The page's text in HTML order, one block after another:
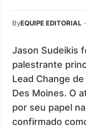
ByEQUIPE EDITORIAL
Jason Sudeikis
palestrante
Lead Change
Des Moines. O
por seu papel
confirmado